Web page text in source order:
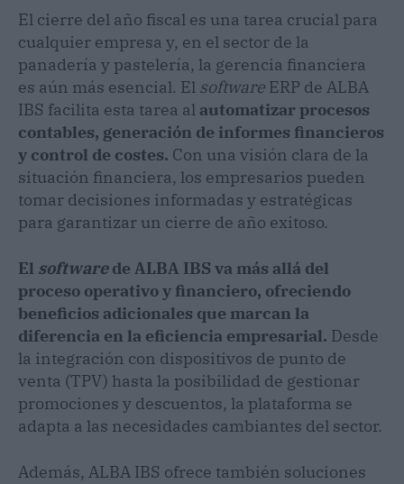
El cierre del año fiscal es una tarea crucial para
cualquier empresa y, en el sector de la
panadería y pastelería, la gerencia financiera
es aún más esencial. El software ERP de ALBA
IBS facilita esta tarea al automatizar procesos
contables, generación de informes financieros
y control de costes. Con una visión clara de la
situación financiera, los empresarios pueden
tomar decisiones informadas y estratégicas
para garantizar un cierre de año exitoso.
El softwarede ALBA IBS va más allá del
proceso operativo y financiero, ofreciendo
beneficios adicionales que marcan la
diferencia en la eficiencia empresarial. Desde
la integración con dispositivos de punto de
venta (TPV) hasta la posibilidad de gestionar
promociones y descuentos, la plataforma se
adapta a las necesidades cambiantes del sector.
Además, ALBA IBS ofrece también soluciones